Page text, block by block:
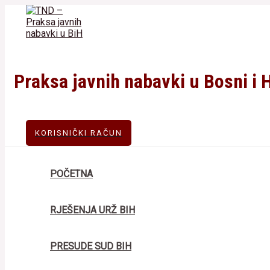
content
Praksa javnih nabavki u Bosni i
KORISNIČKI RAČUN
POČETNA
RJEŠENJA URŽ BIH
PRESUDE SUD BIH